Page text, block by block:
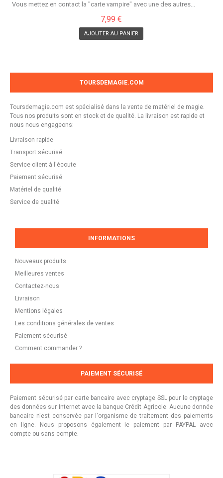
Vous mettez en contact la "carte vampire" avec une des autres...
7,99 €
AJOUTER AU PANIER
TOURSDEMAGIE.COM
Toursdemagie.com est spécialisé dans la vente de matériel de magie.
Tous nos produits sont en stock et de qualité. La livraison est rapide et
nous nous engageons:
Livraison rapide
Transport sécurisé
Service client à l'écoute
Paiement sécurisé
Matériel de qualité
Service de qualité
INFORMATIONS
Nouveaux produits
Meilleures ventes
Contactez-nous
Livraison
Mentions légales
Les conditions générales de ventes
Paiement sécurisé
Comment commander ?
PAIEMENT SÉCURISÉ
Paiement sécurisé par carte bancaire avec cryptage SSL pour le cryptage
des données sur Internet avec la banque Crédit Agricole. Aucune donnée
bancaire n'est conservée par l'organisme de traitement des paiements
en ligne. Nous proposons également le paiement par PAYPAL avec
compte ou sans compte.